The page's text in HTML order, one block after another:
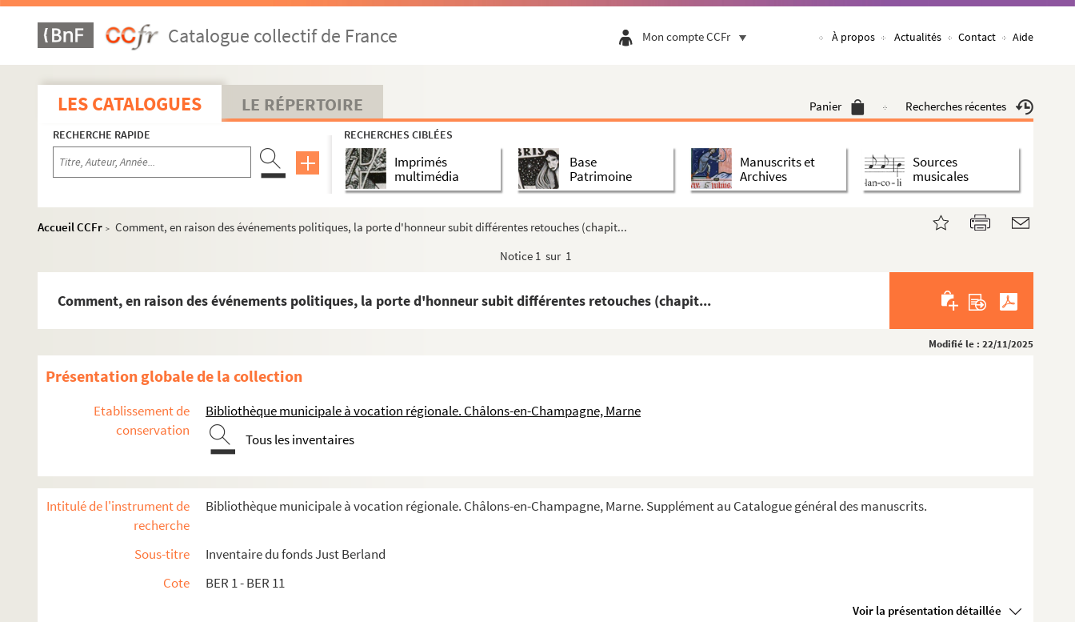
Catalogue collectif de France Mon compte CCFr À propos Actualités Contact Aide
LES CATALOGUES LE RÉPERTOIRE Panier Recherches récentes
RECHERCHE RAPIDE RECHERCHES CIBLÉES
Imprimés
multimédia
Base
Patrimoine
Manuscrits et
Archives
Sources
musicales
Accueil CCFr > Comment, en raison des événements politiques, la porte d'honneur subit différentes retouches (chapit...
Notice 1 sur 1
Comment, en raison des événements politiques, la porte d'honneur subit différentes retouches (chapit...
Modifié le : 22/11/2025
Présentation globale de la collection
Etablissement de
conservation
Bibliothèque municipale à vocation régionale. Châlons-en-Champagne, Marne
Tous les inventaires
Intitulé de l'instrument de
recherche
Bibliothèque municipale à vocation régionale. Châlons-en-Champagne, Marne. Supplément au Catalogue général des manuscrits.
Sous-titre
Inventaire du fonds Just Berland
Cote
BER 1 - BER 11
Voir la présentation détaillée
BER 1 - BER 3. Education
BER 4-7. Révolution, Empire, Restauration
BER 8-10. Histoire thématique de Châlons
BER 8. Histoire thématique de Châlons, boîte 1/3
BER 9. Histoire thématique de Châlons, boîte 2/3
Correspondance de P. Magret, marchand de vin à Paris à M. Guyot, commissaire en vin à Epernay (XVIII
Destruction des souris - avis de la loi d'agriculture
Curiosités historiques, idées drôles etc.